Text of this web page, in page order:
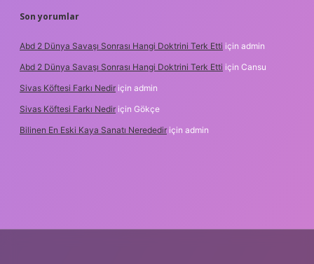
Son yorumlar
Abd 2 Dünya Savaşı Sonrası Hangi Doktrini Terk Etti için admin
Abd 2 Dünya Savaşı Sonrası Hangi Doktrini Terk Etti için Cansu
Sivas Köftesi Farkı Nedir için admin
Sivas Köftesi Farkı Nedir için Gökçe
Bilinen En Eski Kaya Sanatı Nerededir için admin